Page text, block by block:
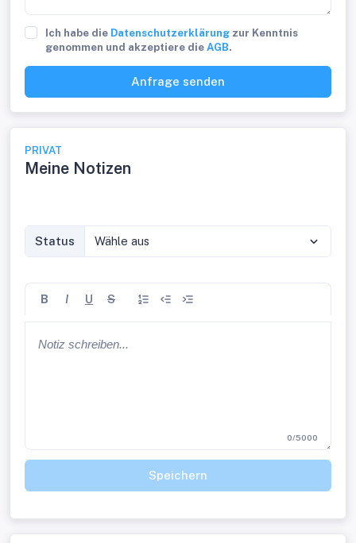
Ich habe die Datenschutzerklärung zur Kenntnis
genommen und akzeptiere die AGB.
Anfrage senden
PRIVAT
Meine Notizen
Status Wähle aus
B I U S
0/5000
Speichern